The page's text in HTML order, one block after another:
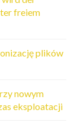
freiem
plików
nowym
eksploatacji